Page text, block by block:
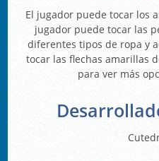
El jugador puede tocar los
jugador puede tocar las
diferentes tipos de ropa y
tocar las flechas amarillas
para ver más